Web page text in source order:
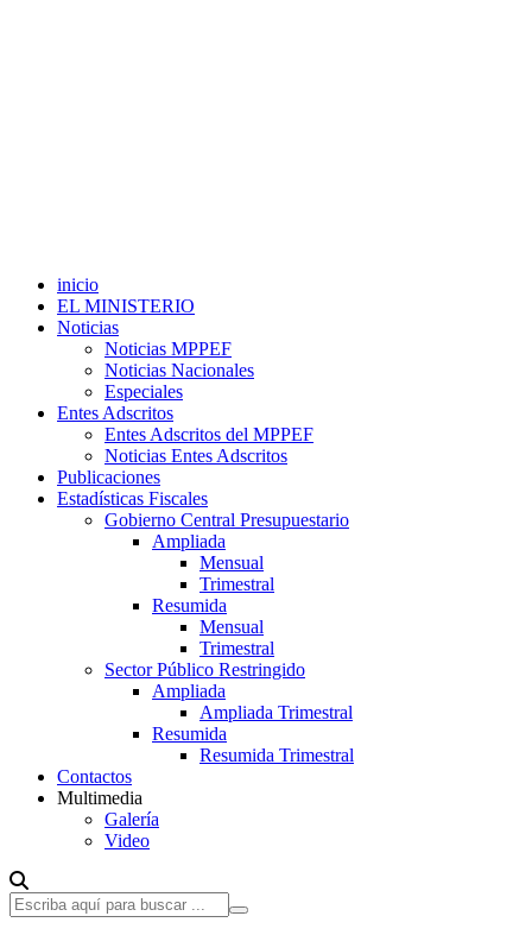
inicio
EL MINISTERIO
Noticias
Noticias MPPEF
Noticias Nacionales
Especiales
Entes Adscritos
Entes Adscritos del MPPEF
Noticias Entes Adscritos
Publicaciones
Estadísticas Fiscales
Gobierno Central Presupuestario
Ampliada
Mensual
Trimestral
Resumida
Mensual
Trimestral
Sector Público Restringido
Ampliada
Ampliada Trimestral
Resumida
Resumida Trimestral
Contactos
Multimedia
Galería
Video